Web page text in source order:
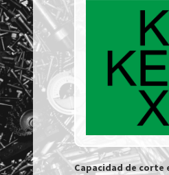
Capacidad de corte